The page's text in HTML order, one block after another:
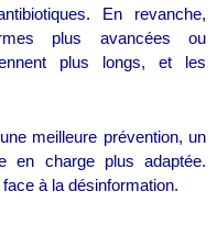
En revanche,
plus avancées ou
plus longs, et les
meilleure prévention, un
en charge plus adaptée.
à la désinformation.